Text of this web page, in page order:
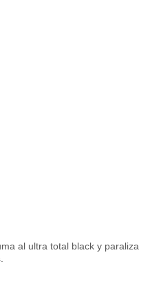
al ultra total black y paraliza